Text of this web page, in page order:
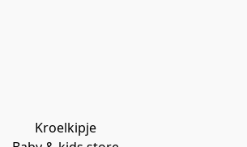
Kroelkipje